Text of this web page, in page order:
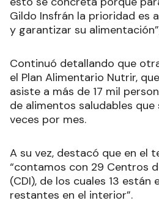
Gildo Insfrán la prioridad es
y garantizar su
Continuó detallando que
el Plan Alimentario Nutrir,
asiste a más de 17 mil
de alimentos saludables
veces por mes.
A su vez, destacó que en el
“contamos con 29 Centros
(CDI), de los cuales 13 están
restantes en el interior”.